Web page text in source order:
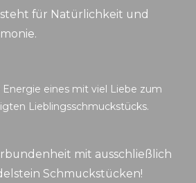
für Natürlichkeit und
Energie eines mit viel Liebe zum
Lieblingsschmuckstücks.
mit ausschließlich
Schmuckstücken!